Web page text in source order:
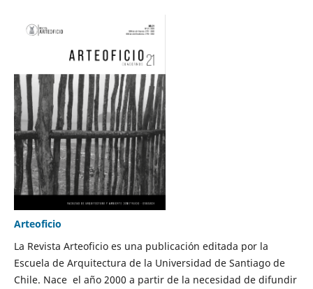
Arteoficio
La Revista Arteoficio es una publicación editada por la
Escuela de Arquitectura de la Universidad de Santiago de
Chile. Nace el año 2000 a partir de la necesidad de difundir